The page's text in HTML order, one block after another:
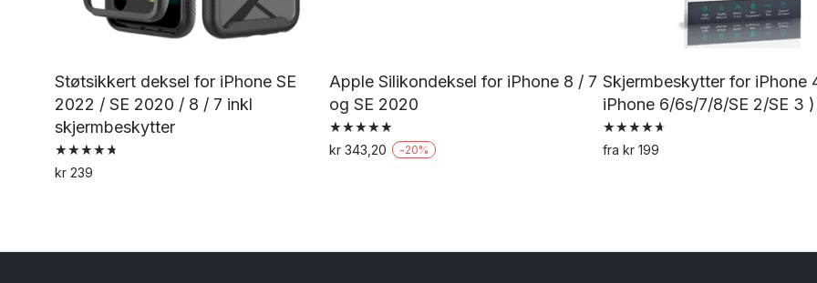
Støtsikkert deksel for iPhone SE
2022 / SE 2020 / 8 / 7 inkl
skjermbeskytter
Vurdert
4.75
kr 239
Apple Silikondeksel for iPhone 8 / 7
og SE 2020
Vurdert
4.94
kr343,20 -20%
Skjermbeskytter for iPhone
iPhone 6/6s/7/8/SE 2/SE 3 )
Vurdert
4.73
fra kr 199